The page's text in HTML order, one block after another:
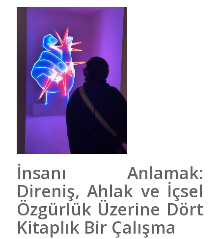
İnsanı Anlamak:
Direniş, Ahlak ve İçsel
Özgürlük Üzerine Dört
Kitaplık Bir Çalışma